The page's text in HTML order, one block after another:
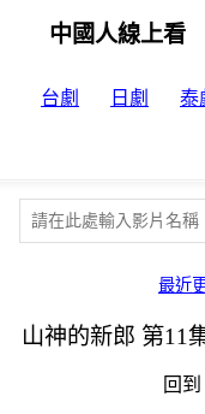
中國人線上看
台劇 日劇 泰
最近
山神的新郎 第11
回到